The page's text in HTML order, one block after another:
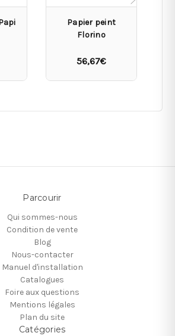
Papier peint
Florino
56,67€
Parcourir
Qui sommes-nous
Condition de vente
Blog
Nous-contacter
Manuel d'installation
Catalogues
Foire aux questions
Mentions légales
Plan du site
Catégories